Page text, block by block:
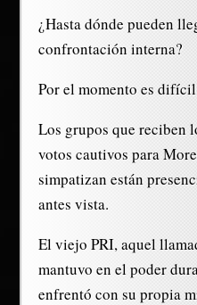
¿Hasta dónde pueden
confrontación interna?
Por el momento es
Los grupos que reciben
votos cautivos para
simpatizan están
antes vista.
El viejo PRI, aquel
mantuvo en el poder
enfrentó con su propia